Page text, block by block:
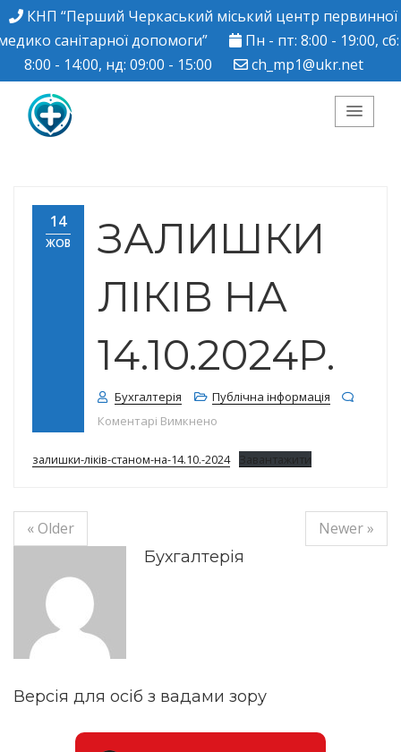
КНП “Перший Черкаський міський центр первинної
санітарної допомоги”
Пн - пт: 8:00 - 19:00, сб:
8:00 - 14:00, нд: 09:00 - 15:00
ch_mp1@ukr.net
Черкаський міський
центр ПМСД"
14
ЖОВ
ЗАЛИШКИ
ЛІКІВ НА
14.10.2024Р.
Бухгалтерія
Публічна інформація
Коментарі Вимкнено
залишки-ліків-станом-на-14.10.-2024 Завантажити
« Older
Newer »
Бухгалтерія
Версія для осіб з вадами зору